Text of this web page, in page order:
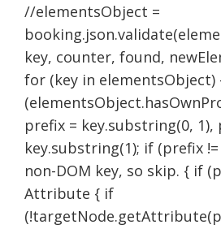
//elementsObject =
key, counter, found,
for (key in elementsObject)
prefix = key.substring(0, 1),
key.substring(1); if (prefix !=
non-DOM key, so skip. { if
Attribute { if